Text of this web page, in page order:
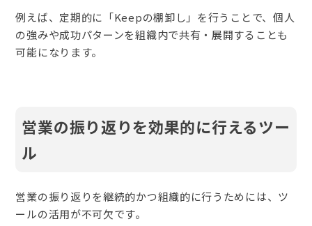
例えば、定期的に「Keepの棚卸し」を行うことで、個人
の強みや成功パターンを組織内で共有・展開することも
可能になります。
営業の振り返りを効果的に行えるツー
ル
営業の振り返りを継続的かつ組織的に行うためには、ツ
ールの活用が不可欠です。